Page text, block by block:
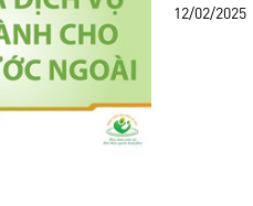
12/02/2025